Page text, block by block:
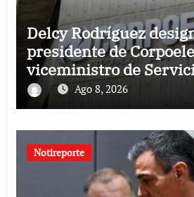
Delcy Rodríguez
presidente de
viceministro de
Ago 8, 2026
Notireporte